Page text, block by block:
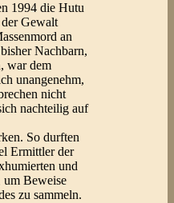
1994 die Hutu
Gewalt
an
Nachbarn,
war dem
unangenehm,
nicht
nachteilig auf
So durften
Ermittler der
und
um Beweise
zu sammeln.